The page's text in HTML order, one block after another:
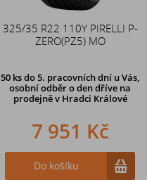
325/35 R22 110Y PIRELLI P-
ZERO(PZ5) MO
50 ksdo 5. pracovních dní u Vás,
osobní odběr o den dříve na
prodejněv Hradci Králové
7 951 Kč
Do košíku